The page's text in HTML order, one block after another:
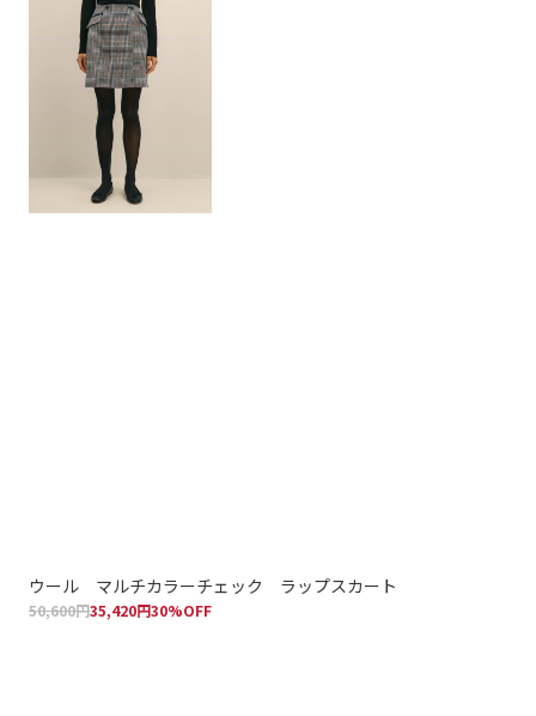
ウール マルチカラーチェック ラップスカート
50,600円35,420円30%OFF